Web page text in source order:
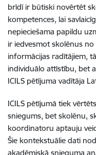
brīdī ir būtiski novērtēt
kompetences, lai
nepieciešama papildu
ir iedvesmot skolēnus
informācijas radītājiem,
individuālo attīstību, bet
ICILS pētījuma vadītāja
ICILS pētījumā tiek
sniegums, bet skolēnu,
koordinatoru aptauju
Šie kontekstuālie dati
akadēmiskā snieguma